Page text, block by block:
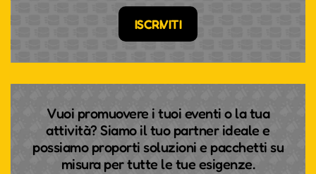
ISCRIVITI
Vuoi promuovere i tuoi eventi o la tua
attività? Siamo il tuo partner ideale e
possiamo proporti soluzioni e pacchetti su
misura per tutte le tue esigenze.